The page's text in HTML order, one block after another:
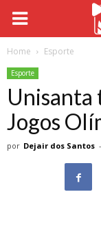
Home Esporte
Esporte
Unisanta
Jogos
por Dejair dos Santos -